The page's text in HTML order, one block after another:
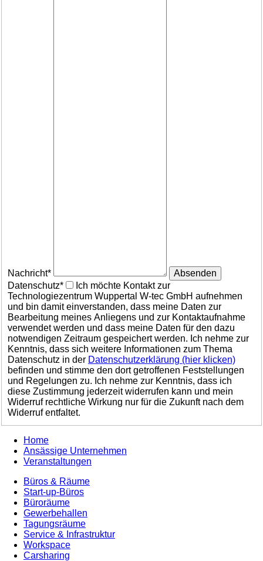
Nachricht*
Absenden
Datenschutz*
Ich möchte Kontakt zur
Technologiezentrum Wuppertal W-tec GmbH aufnehmen
und bin damit einverstanden, dass meine Daten zur
Bearbeitung meines Anliegens und zur Kontaktaufnahme
verwendet werden und dass meine Daten für den dazu
notwendigen Zeitraum gespeichert werden. Ich nehme zur
Kenntnis, dass sich weitere Informationen zum Thema
Datenschutz in der Datenschutzerklärung (hier klicken)
befinden und stimme den dort getroffenen Feststellungen
und Regelungen zu. Ich nehme zur Kenntnis, dass ich
diese Zustimmung jederzeit widerrufen kann und mein
Widerruf rechtliche Wirkung nur für die Zukunft nach dem
Widerruf entfaltet.
Home
Ansässige Unternehmen
Veranstaltungen
Büros & Räume
Start-up-Büros
Büroräume
Gewerbehallen
Tagungsräume
Service & Infrastruktur
Workspace
Carsharing